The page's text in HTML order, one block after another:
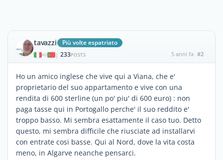
tavazzi Più volte espatriato
| 233POSTS 5 anni fa #2
Ho un amico inglese che vive qui a Viana, che e'
proprietario del suo appartamento e vive con una
rendita di 600 sterline (un po' piu' di 600 euro) : non
paga tasse qui in Portogallo perche' il suo reddito e'
troppo basso. Mi sembra esattamente il caso tuo. Detto
questo, mi sembra difficile che riusciate ad installarvi
con entrate cosi basse. Qui al Nord, dove la vita costa
meno, in Algarve neanche pensarci.